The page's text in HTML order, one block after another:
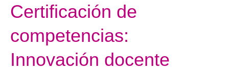
Certificación de
competencias:
Innovación docente